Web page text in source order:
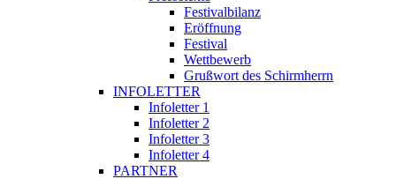
Festivalbilanz
Eröffnung
Festival
Wettbewerb
Grußwort des Schirmherrn
INFOLETTER
Infoletter 1
Infoletter 2
Infoletter 3
Infoletter 4
PARTNER